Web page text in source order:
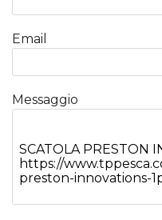
Email
Messaggio